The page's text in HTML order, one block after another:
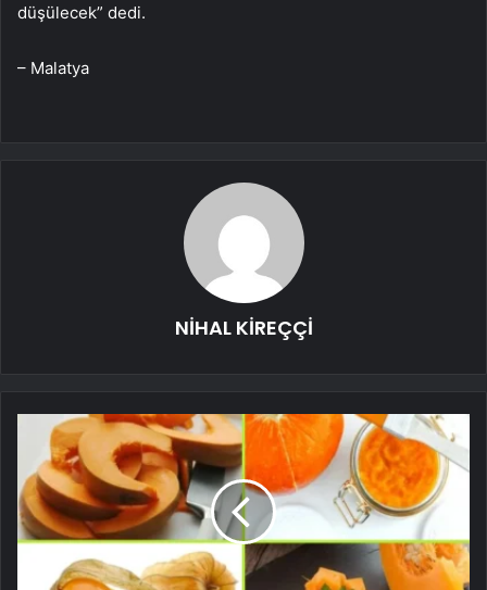
düşülecek” dedi.
– Malatya
NİHAL KİREÇÇİ